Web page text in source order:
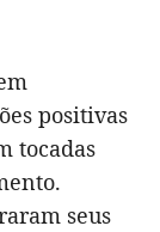
positivas
tocadas
seus